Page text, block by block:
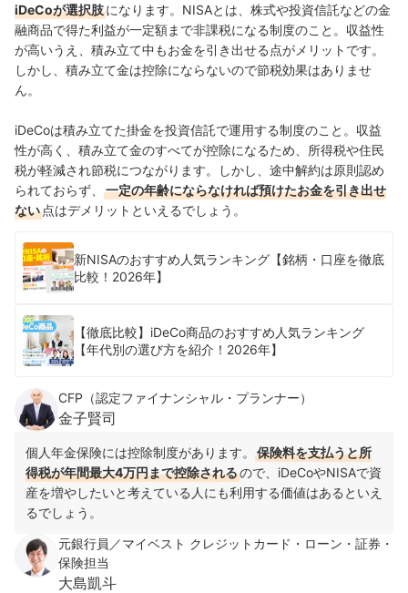
iDeCoが選択肢になります。NISAとは、株式や投資信託などの金
融商品で得た利益が一定額まで非課税になる制度のこと。 収益性
が高いうえ、積み立て中もお金を引き出せる点がメリットです。
しかし、 積み立て金は控除にならないので節税効果はありませ
ん。
iDeCoは積み立てた掛金を投資信託で運用する制度のこと。収益
性が高く、積み立て金のすべてが控除になるため、所得税や住民
税が軽減され節税につながります。しかし、途中解約は原則認め
られておらず、
一定の年齢にならなければ預けたお金を引き出せ
ない 点はデメリットといえるでしょう。
新NISAのおすすめ人気ランキング【銘柄・口座を徹底
比較！2026年】
【徹底比較】iDeCo商品のおすすめ人気ランキング
【年代別の選び方を紹介！2026年】
CFP（認定ファイナンシャル・プランナー）
金子賢司
個人年金保険には控除制度があります。
保険料を支払うと所
得税が年間最大4万円まで控除されるので、iDeCoやNISAで資
産を増やしたいと考えている人にも利用する価値はあるといえ
るでしょう。
元銀行員／マイベスト クレジットカード・ローン・証券・
保険担当
大島凱斗